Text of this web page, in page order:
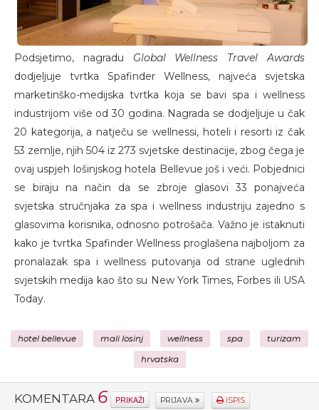
Podsjetimo, nagradu Global Wellness Travel Awards
dodjeljuje tvrtka Spafinder Wellness, najveća svjetska
marketinško-medijska tvrtka koja se bavi spa i wellness
industrijom više od 30 godina. Nagrada se dodjeljuje u čak
20 kategorija, a natječu se wellnessi, hoteli i resorti iz čak
53 zemlje, njih 504 iz 273 svjetske destinacije, zbog čega je
ovaj uspjeh lošinjskog hotela Bellevue još i veći. Pobjednici
se biraju na način da se zbroje glasovi 33 ponajveća
svjetska stručnjaka za spa i wellness industriju zajedno s
glasovima korisnika, odnosno potrošača. Važno je istaknuti
kako je tvrtka Spafinder Wellness proglašena najboljom za
pronalazak spa i wellness putovanja od strane uglednih
svjetskih medija kao što su New York Times, Forbes ili USA
Today.
hotel bellevue mali losinj wellness spa turizam
hrvatska
KOMENTARA 6 PRIKAŽI PRIJAVA ISPIS